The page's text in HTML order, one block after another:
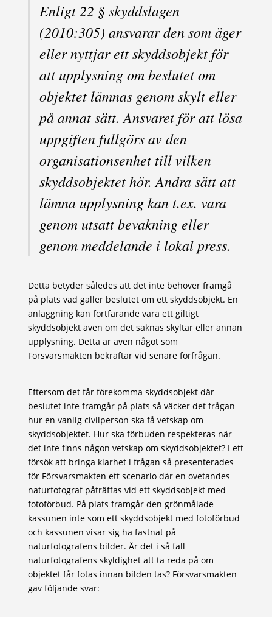
Enligt 22 § skyddslagen
(2010:305) ansvarar den som äger
eller nyttjar ett skyddsobjekt för
att upplysning om beslutet om
objektet lämnas genom skylt eller
på annat sätt. Ansvaret för att lösa
uppgiften fullgörs av den
organisationsenhet till vilken
skyddsobjektet hör. Andra sätt att
lämna upplysning kan t.ex. vara
genom utsatt bevakning eller
genom meddelande i lokal press.
Detta betyder således att det inte behöver framgå
på plats vad gäller beslutet om ett skyddsobjekt. En
anläggning kan fortfarande vara ett giltigt
skyddsobjekt även om det saknas skyltar eller annan
upplysning. Detta är även något som
Försvarsmakten bekräftar vid senare förfrågan.
Eftersom det får förekomma skyddsobjekt där
beslutet inte framgår på plats så väcker det frågan
hur en vanlig civilperson ska få vetskap om
skyddsobjektet. Hur ska förbuden respekteras när
det inte finns någon vetskap om skyddsobjektet? I ett
försök att bringa klarhet i frågan så presenterades
för Försvarsmakten ett scenario där en ovetandes
naturfotograf påträffas vid ett skyddsobjekt med
fotoförbud. På plats framgår den grönmålade
kassunen inte som ett skyddsobjekt med fotoförbud
och kassunen visar sig ha fastnat på
naturfotografens bilder. Är det i så fall
naturfotografens skyldighet att ta reda på om
objektet får fotas innan bilden tas? Försvarsmakten
gav följande svar: